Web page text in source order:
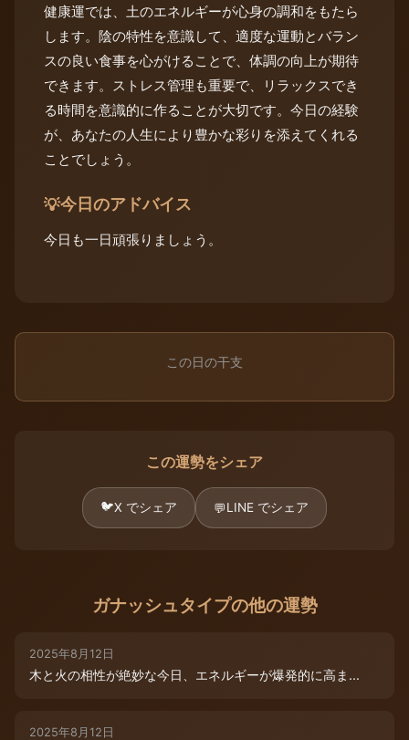
健康運では、土のエネルギーが心身の調和をもたら
します。陰の特性を意識して、適度な運動とバラン
スの良い食事を心がけることで、体調の向上が期待
できます。ストレス管理も重要で、リラックスでき
る時間を意識的に作ることが大切です。今日の経験
が、あなたの人生により豊かな彩りを添えてくれる
ことでしょう。
💡今日のアドバイス
今日も一日頑張りましょう。
この日の干支
この運勢をシェア
🐦X でシェア 💬LINE でシェア
ガナッシュタイプの他の運勢
2025年8月12日
木と火の相性が絶妙な今日、エネルギーが爆発的に高ま...
2025年8月12日